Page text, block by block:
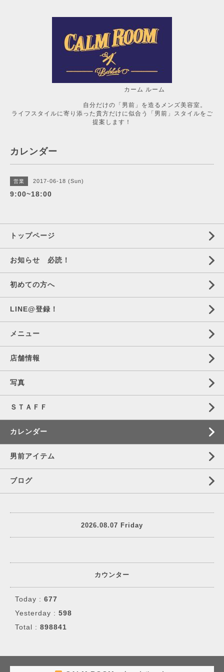
カーム ルーム
自分だけの「男前」を造るメンズ美容室。
ライフスタイルに寄り添った貴方だけに似合う「男前」スタイルをご
提案します！
カレンダー
営業 2017-06-18 (Sun)
9:00~18:00
トップページ
お知らせ 必読！
初めての方へ
LINE@登録！
メニュー
店舗情報
写真
ＳＴＡＦＦ
カレンダー
男前アイテム
ブログ
2026.08.07 Friday
カウンター
Today : 677
Yesterday : 598
Total : 898841